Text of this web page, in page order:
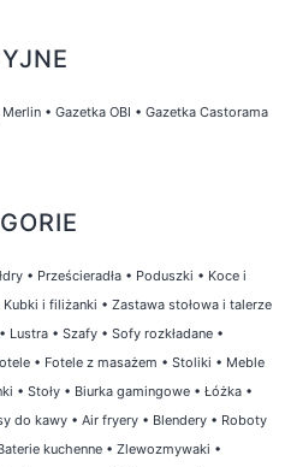
Merlin • Gazetka OBI • Gazetka Castorama
• Prześcieradła • Poduszki • Koce i
Kubki i filiżanki • Zastawa stołowa i talerze
• Lustra • Szafy • Sofy rozkładane •
• Fotele z masażem • Stoliki • Meble
• Stoły • Biurka gamingowe • Łóżka •
do kawy • Air fryery • Blendery • Roboty
kuchenne • Zlewozmywaki •